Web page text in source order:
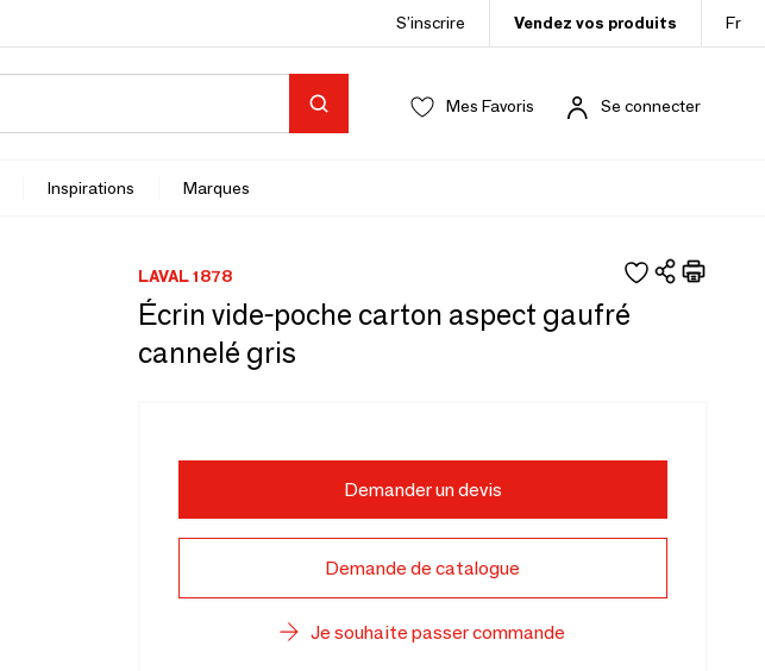
S’inscrire Vendez vos produits Fr
Mes Favoris Se connecter
Inspirations Marques
LAVAL 1878
Écrin vide-poche carton aspect gaufré
cannelé gris
Demander un devis
Demande de catalogue
Je souhaite passer commande